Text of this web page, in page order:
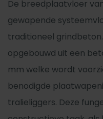
De breedplaatvloer
gewapende
traditioneel
opgebouwd uit een
mm welke wordt
benodigde
tralieliggers. Deze